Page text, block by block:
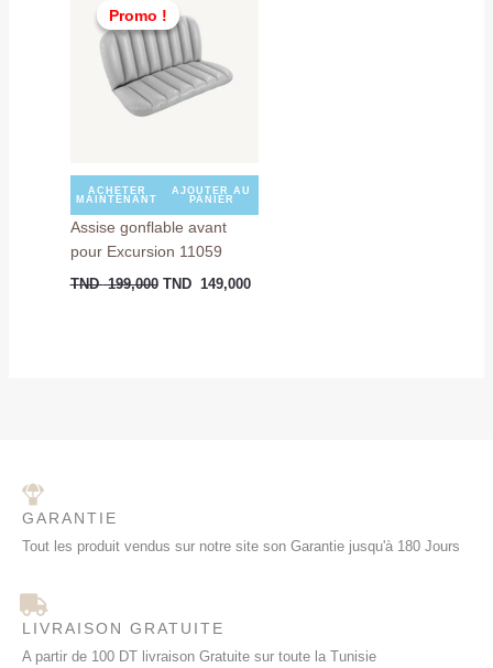
Promo !
Promo !
ACHETER
MAINTENANT
AJOUTER AU
PANIER
Assise gonflable avant
pour Excursion 11059
TND199,000
initial
était :
TND
199,000.
TND 149,000
GARANTIE
Tout les produit vendus sur notre site son Garantie jusqu'à 180 Jours
LIVRAISON GRATUITE
A partir de 100 DT livraison Gratuite sur toute la Tunisie